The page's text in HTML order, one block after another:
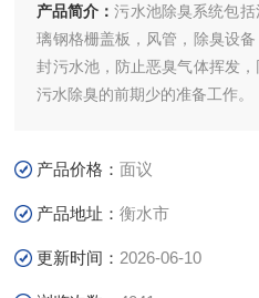
产品简介：污水池除臭系统包
璃钢格栅盖板，风管，除臭设
封污水池，防止恶臭气体挥发
污水除臭的前期少的准备工作。
产品价格：面议
产品地址：衡水市
更新时间： 2026-06-10